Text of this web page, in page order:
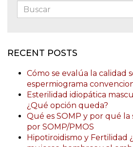
Buscar:
RECENT POSTS
Cómo se evalúa la calidad
espermiograma
Esterilidad idiopática
¿Qué opción queda?
Qué es SOMP y por qué
por SOMP/PMOS
Hipotiroidismo y Fertilidad